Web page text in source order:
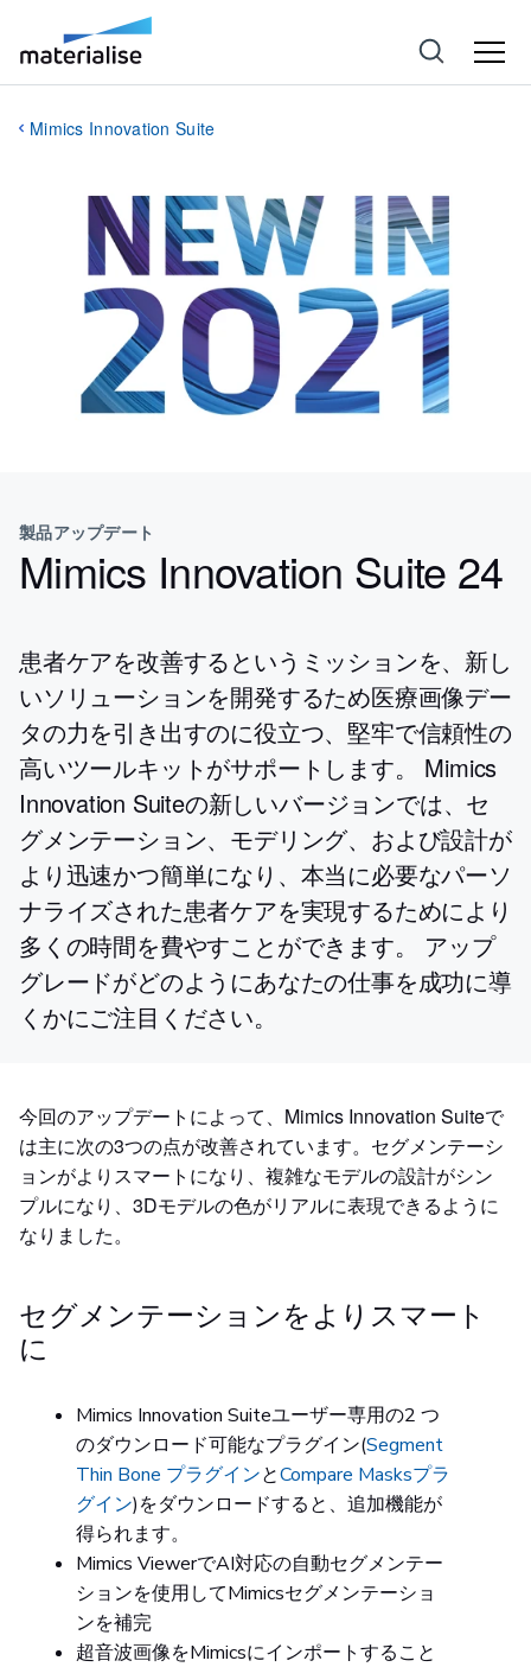
Mimics Innovation Suite
製品アップデート
Mimics Innovation Suite 24
患者ケアを改善するというミッションを、新し
いソリューションを開発するため医療画像デー
タの力を引き出すのに役立つ、堅牢で信頼性の
高いツールキットがサポートします。 Mimics
Innovation Suiteの新しいバージョンでは、セ
グメンテーション、モデリング、および設計が
より迅速かつ簡単になり、本当に必要なパーソ
ナライズされた患者ケアを実現するためにより
多くの時間を費やすことができます。 アップ
グレードがどのようにあなたの仕事を成功に導
くかにご注目ください。
今回のアップデートによって、Mimics Innovation Suiteで
は主に次の3つの点が改善されています。セグメンテーシ
ョンがよりスマートになり、複雑なモデルの設計がシン
プルになり、3Dモデルの色がリアルに表現できるように
なりました。
セグメンテーションをよりスマート
に
Mimics Innovation Suiteユーザー専用の2 つ
のダウンロード可能なプラグイン(Segment
Thin Bone プラグインとCompare Masksプラ
グイン)をダウンロードすると、追加機能が
得られます。
Mimics ViewerでAI対応の自動セグメンテー
ションを使用してMimicsセグメンテーショ
ンを補完
超音波画像をMimicsにインポートすること